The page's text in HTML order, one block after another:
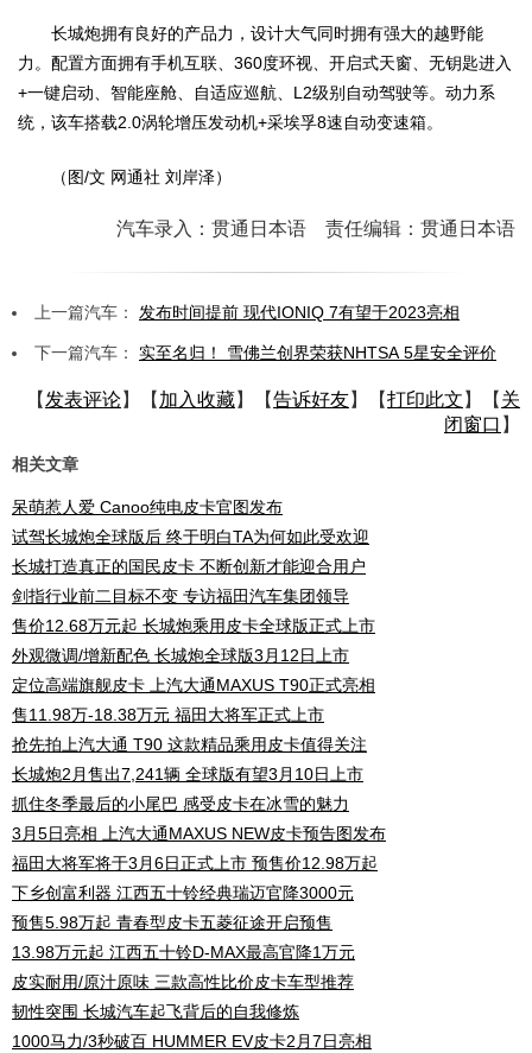
长城炮拥有良好的产品力，设计大气同时拥有强大的越野能
力。配置方面拥有手机互联、360度环视、开启式天窗、无钥匙进入
+一键启动、智能座舱、自适应巡航、L2级别自动驾驶等。动力系
统，该车搭载2.0涡轮增压发动机+采埃孚8速自动变速箱。
（图/文 网通社 刘岸泽）
汽车录入：贯通日本语 责任编辑：贯通日本语
上一篇汽车： 发布时间提前 现代IONIQ 7有望于2023亮相
下一篇汽车： 实至名归！ 雪佛兰创界荣获NHTSA 5星安全评价
【 发表评论】【 加入收藏】【告诉好友】【打印此文 】【 关
闭窗口 】
相关文章
呆萌惹人爱 Canoo纯电皮卡官图发布
试驾长城炮全球版后 终于明白TA为何如此受欢迎
长城打造真正的国民皮卡 不断创新才能迎合用户
剑指行业前二目标不变 专访福田汽车集团领导
售价12.68万元起 长城炮乘用皮卡全球版正式上市
外观微调/增新配色 长城炮全球版3月12日上市
定位高端旗舰皮卡 上汽大通MAXUS T90正式亮相
售11.98万-18.38万元 福田大将军正式上市
抢先拍上汽大通 T90 这款精品乘用皮卡值得关注
长城炮2月售出7,241辆 全球版有望3月10日上市
抓住冬季最后的小尾巴 感受皮卡在冰雪的魅力
3月5日亮相 上汽大通MAXUS NEW皮卡预告图发布
福田大将军将于3月6日正式上市 预售价12.98万起
下乡创富利器 江西五十铃经典瑞迈官降3000元
预售5.98万起 青春型皮卡五菱征途开启预售
13.98万元起 江西五十铃D-MAX最高官降1万元
皮实耐用/原汁原味 三款高性比价皮卡车型推荐
韧性突围 长城汽车起飞背后的自我修炼
1000马力/3秒破百 HUMMER EV皮卡2月7日亮相